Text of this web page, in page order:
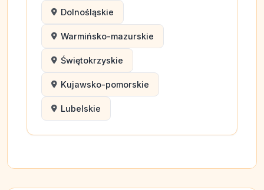
Dolnośląskie
Warmińsko-mazurskie
Świętokrzyskie
Kujawsko-pomorskie
Lubelskie